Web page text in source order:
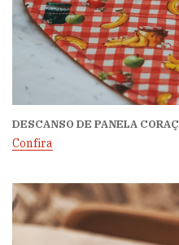
DESCANSO DE PANELA
Confira